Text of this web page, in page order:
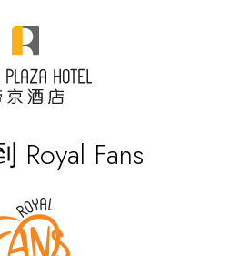
Royal Fans